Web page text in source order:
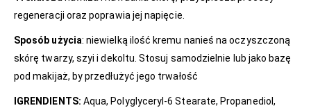
regeneracji oraz poprawia jej napięcie.
Sposób użycia: niewielką ilość kremu nanieś na oczyszczoną
skórę twarzy, szyi i dekoltu. Stosuj samodzielnie lub jako bazę
pod makijaż, by przedłużyć jego trwałość
IGRENDIENTS: Aqua, Polyglyceryl-6 Stearate, Propanediol,